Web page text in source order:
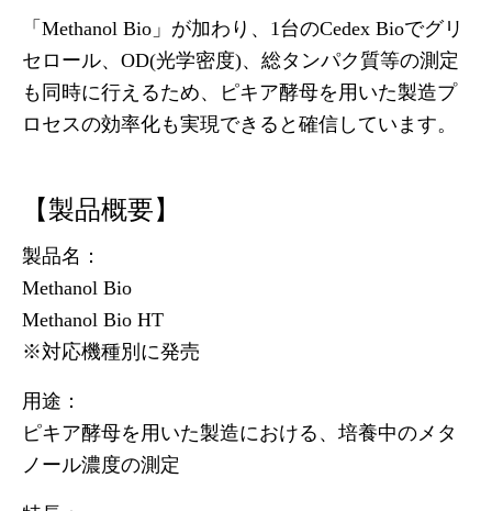
「Methanol Bio」が加わり、1台のCedex Bioでグリ
セロール、OD(光学密度)、総タンパク質等の測定
も同時に行えるため、ピキア酵母を用いた製造プ
ロセスの効率化も実現できると確信しています。
【製品概要】
製品名：
Methanol Bio
Methanol Bio HT
※対応機種別に発売
用途：
ピキア酵母を用いた製造における、培養中のメタ
ノール濃度の測定